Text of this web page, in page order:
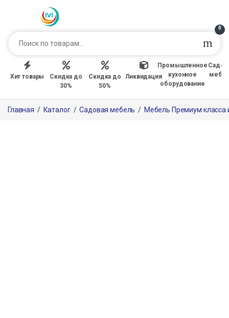
0
Хит товары
Скидка до
30%
Скидка до
50%
Ликвидация
Промышленное
кухонное
оборудование
Главная / Каталог / Садовая мебель / Мебель Премиум класса